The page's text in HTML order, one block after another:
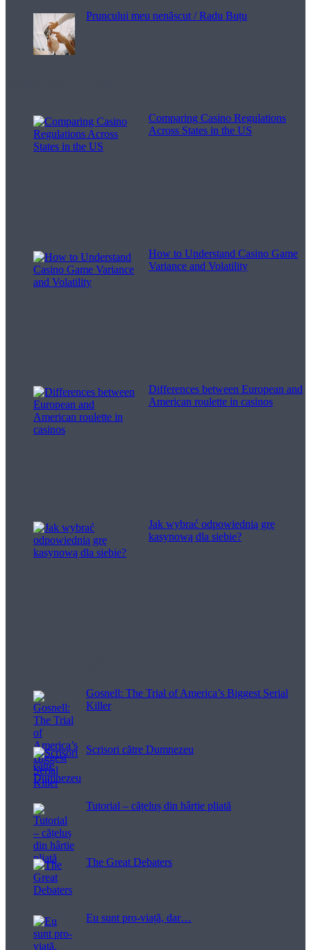
Pruncului meu nenăscut / Radu Buțu
Comparing Casino Regulations
Across States in the US
How to Understand Casino Game
Variance and Volatility
Differences between European and
American roulette in casinos
Jak wybrać odpowiednią grę
kasynową dla siebie?
Gosnell: The Trial of America’s Biggest Serial
Killer
Scrisori către Dumnezeu
Tutorial – cățeluș din hârtie pliată
The Great Debaters
Eu sunt pro-viață, dar…